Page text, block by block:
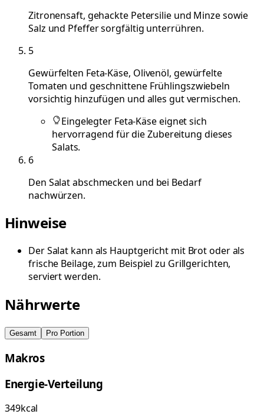
Zitronensaft, gehackte Petersilie und Minze sowie
Salz und Pfeffer sorgfältig unterrühren.
5
Gewürfelten Feta-Käse, Olivenöl, gewürfelte
Tomaten und geschnittene Frühlingszwiebeln
vorsichtig hinzufügen und alles gut vermischen.
Eingelegter Feta-Käse eignet sich
hervorragend für die Zubereitung dieses
Salats.
6
Den Salat abschmecken und bei Bedarf
nachwürzen.
Hinweise
Der Salat kann als Hauptgericht mit Brot oder als
frische Beilage, zum Beispiel zu Grillgerichten,
serviert werden.
Nährwerte
Gesamt Pro Portion
Makros
Energie-Verteilung
349kcal